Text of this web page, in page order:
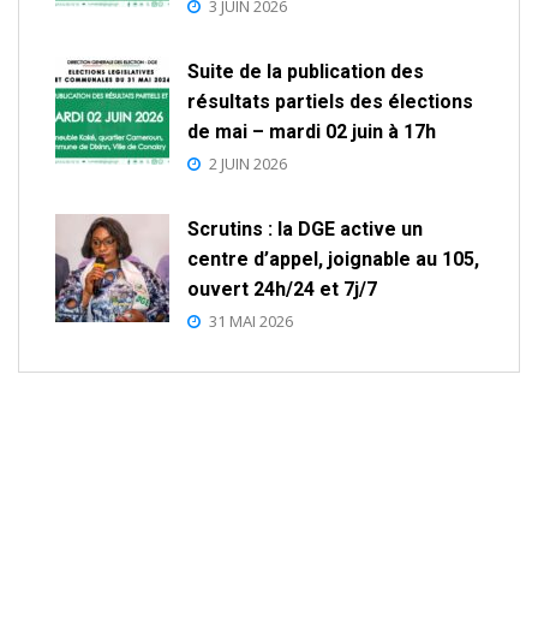
3 JUIN 2026
Suite de la publication des
résultats partiels des élections
de mai – mardi 02 juin à 17h
2 JUIN 2026
Scrutins : la DGE active un
centre d’appel, joignable au 105,
ouvert 24h/24 et 7j/7
31 MAI 2026